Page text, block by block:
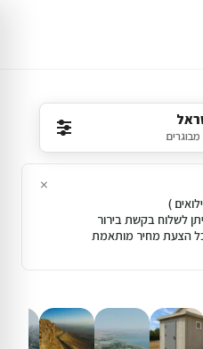
)
לשלוח בקשת בירור
הצעת מחיר מותאמת
×